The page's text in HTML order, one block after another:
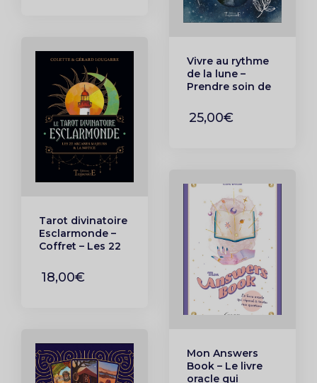
Vivre au rythme
de la lune –
Prendre soin de
corps et son
âme
25,00€
Tarot divinatoire
Esclarmonde –
Coffret – Les 22
et la notice
18,00€
Mon Answers
Book – Le livre
oracle qui